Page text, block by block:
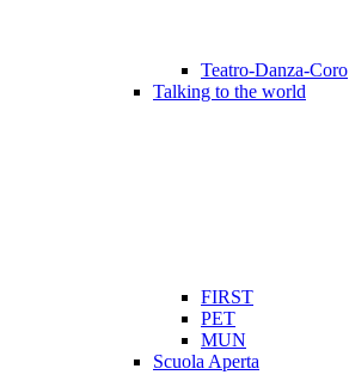
Teatro-Danza-Coro
Talking to the world
FIRST
PET
MUN
Scuola Aperta